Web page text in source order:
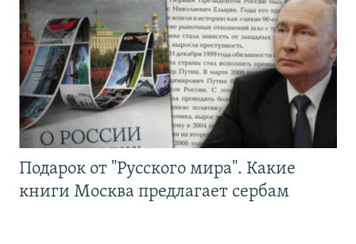
Подарок от "Русского мира". Какие
книги Москва предлагает сербам